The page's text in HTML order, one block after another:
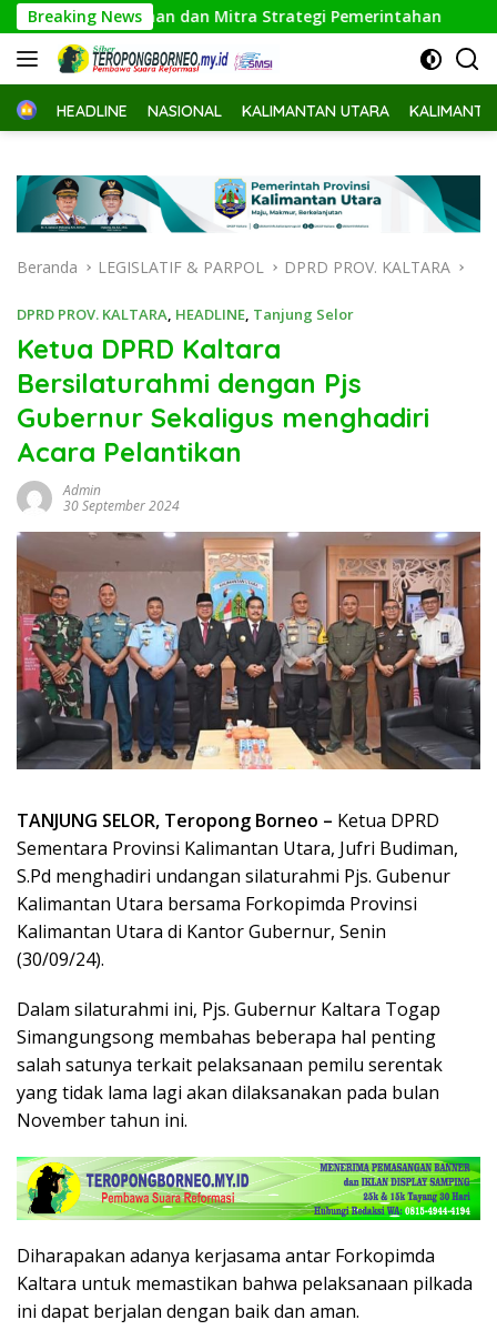
Langsung
ke
konten
Breaking Newsdan Mitra Strategi Pemerintahan Wagub
HomeHEADLINE NASIONAL KALIMANTAN UTARA
Beranda LEGISLATIF & PARPOL DPRD PROV. KALTARA
DPRD PROV. KALTARA, HEADLINE, Tanjung Selor
Ketua DPRD Kaltara
Bersilaturahmi dengan Pjs
Gubernur Sekaligus menghadiri
Acara Pelantikan
Admin
30 September 2024
TANJUNG SELOR, Teropong Borneo – Ketua DPRD
Sementara Provinsi Kalimantan Utara, Jufri Budiman,
S.Pd menghadiri undangan silaturahmi Pjs. Gubenur
Kalimantan Utara bersama Forkopimda Provinsi
Kalimantan Utara di Kantor Gubernur, Senin
(30/09/24).
Dalam silaturahmi ini, Pjs. Gubernur Kaltara Togap
Simangungsong membahas beberapa hal penting
salah satunya terkait pelaksanaan pemilu serentak
yang tidak lama lagi akan dilaksanakan pada bulan
November tahun ini.
Diharapakan adanya kerjasama antar Forkopimda
Kaltara untuk memastikan bahwa pelaksanaan pilkada
ini dapat berjalan dengan baik dan aman.